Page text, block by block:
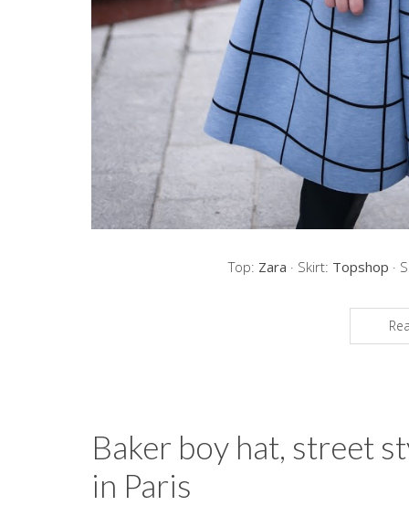
Top: Zara · Skirt: Topshop ·
Baker boy hat, street
in Paris